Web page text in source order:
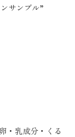
サンブル”
・乳成分・くる